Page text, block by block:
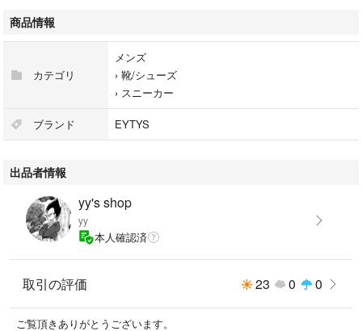
商品情報
カテゴリ
メンズ
› 靴/シューズ
› スニーカー
ブランド EYTYS
出品者情報
yy's shop
yy
本人確認済
取引の評価 23 0 0
ご覧頂きありがとうございます。